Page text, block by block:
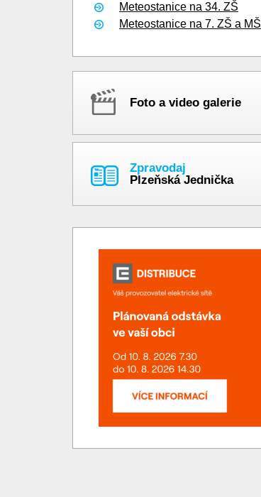
Meteostanice na 34. ZŠ
Meteostanice na 7. ZŠ a MŠ
Foto a video galerie
Zpravodaj
Plzeňská Jednička